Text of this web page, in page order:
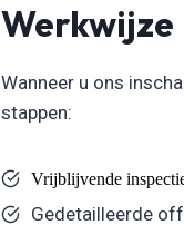
Werkwijze
Wanneer u ons
stappen:
Vrijblijvende
Gedetailleerde